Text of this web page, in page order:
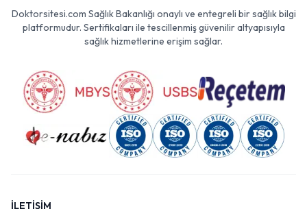
Doktorsitesi.com Sağlık Bakanlığı onaylı ve entegreli bir sağlık bilgi
platformudur. Sertifikaları ile tescillenmiş güvenilir altyapısıyla
sağlık hizmetlerine erişim sağlar.
İLETİŞİM